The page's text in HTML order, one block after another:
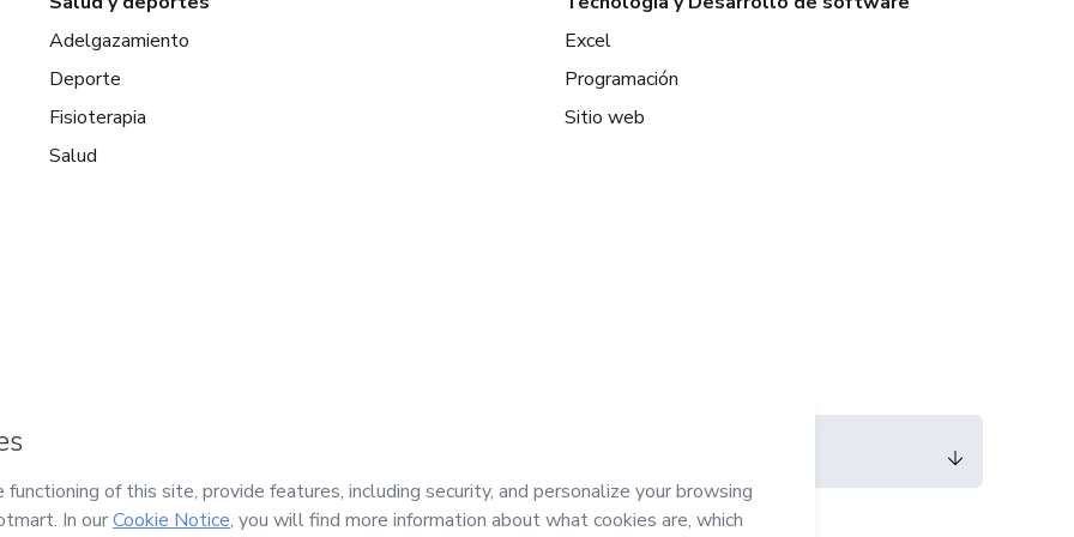
Adelgazamiento
Deporte
Fisioterapia
Salud
Excel
Programación
Sitio web